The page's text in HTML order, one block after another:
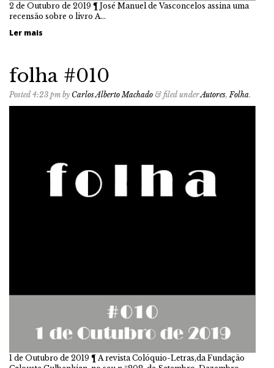
2 de Outubro de 2019 ¶ José Manuel de Vasconcelos assina uma
recensão sobre o livro A…
Ler mais
folha #010
Posted 4:23 pm by Carlos Alberto Machado & filed underAutores,Folha.
1 de Outubro de 2019 ¶ A revista Colóquio-Letras,da Fundação